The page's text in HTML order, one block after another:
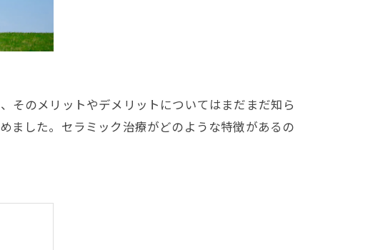
そのメリットやデメリットについてはまだまだ知ら
ました。セラミック治療がどのような特徴があるの